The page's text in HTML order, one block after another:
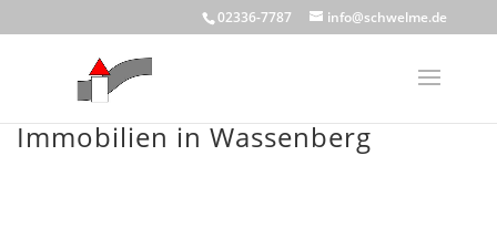
to
02336-7787 info@schwelme.de
Immobilien in Wassenberg